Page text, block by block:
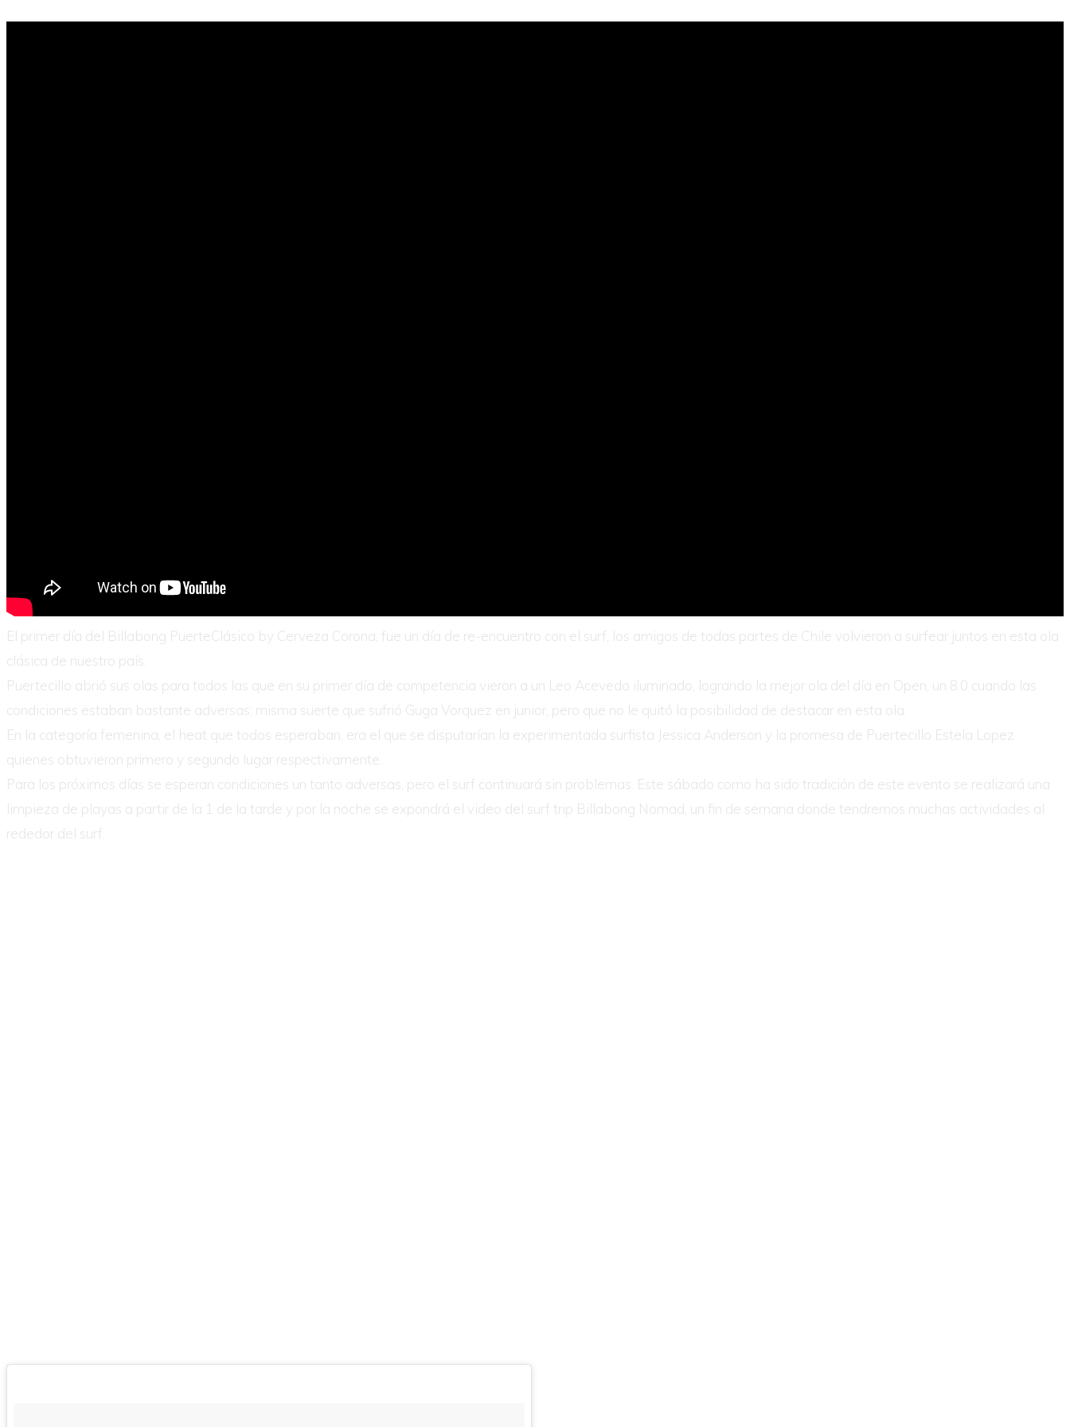
El primer día del Billabong PuerteClásico by Cerveza Corona, fue un día de re-encuentro con el surf, los amigos de todas partes de Chile volvieron a surfear juntos en esta ola
clásica de nuestro país.
Puertecillo abrió sus olas para todos las que en su primer día de competencia vieron a un Leo Acevedo iluminado, logrando la mejor ola del día en Open, un 8.0 cuando las
condiciones estaban bastante adversas; misma suerte que sufrió Guga Vorquez en junior, pero que no le quitó la posibilidad de destacar en esta ola.
En la categoría femenina, el heat que todos esperaban, era el que se disputarían la experimentada surfista Jessica Anderson y la promesa de Puertecillo Estela Lopez
quienes obtuvieron primero y segundo lugar respectivamente.
Para los próximos días se esperan condiciones un tanto adversas, pero el surf continuará sin problemas. Este sábado como ha sido tradición de este evento se realizará una
limpieza de playas a partir de la 1 de la tarde y por la noche se expondrá el video del surf trip Billabong Nomad, un fin de semana donde tendremos muchas actividades al
rededor del surf.